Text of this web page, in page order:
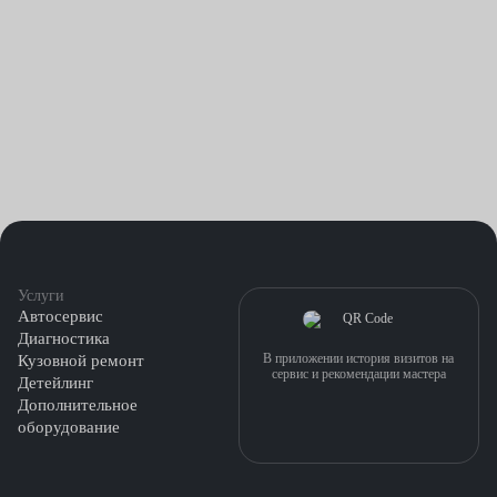
Услуги
Автосервис
Диагностика
Кузовной ремонт
Детейлинг
Дополнительное
оборудование
В приложении история визитов на
сервис и рекомендации мастера